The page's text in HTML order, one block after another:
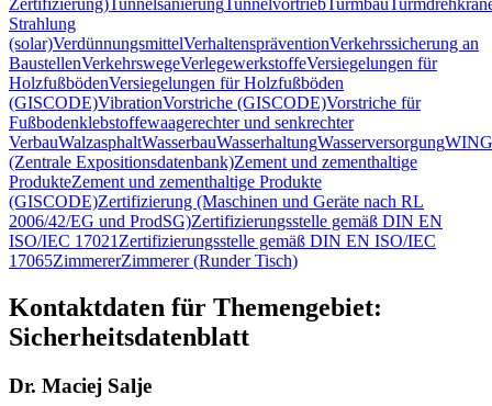
Zertifizierung)TunnelsanierungTunnelvortriebTurmbau
Strahlung
(solar)VerdünnungsmittelVerhaltenspräventionVerkehrssicherung an
BaustellenVerkehrswegeVerlegewerkstoffeVersiegelungen für
HolzfußbödenVersiegelungen für Holzfußböden
(GISCODE)VibrationVorstriche (GISCODE)Vorstriche für
Fußbodenklebstoffewaagerechter und senkrechter
VerbauWalzasphaltWasserbauWasserhaltungWasserversorgung
(Zentrale Expositionsdatenbank)Zement und zementhaltige
ProdukteZement und zementhaltige Produkte
(GISCODE)Zertifizierung (Maschinen und Geräte nach RL
2006/42/EG und ProdSG)Zertifizierungsstelle gemäß DIN EN
ISO/IEC 17021Zertifizierungsstelle gemäß DIN EN ISO/IEC
17065ZimmererZimmerer (Runder Tisch)
Kontaktdaten für Themengebiet:
Sicherheitsdatenblatt
Dr. Maciej Salje